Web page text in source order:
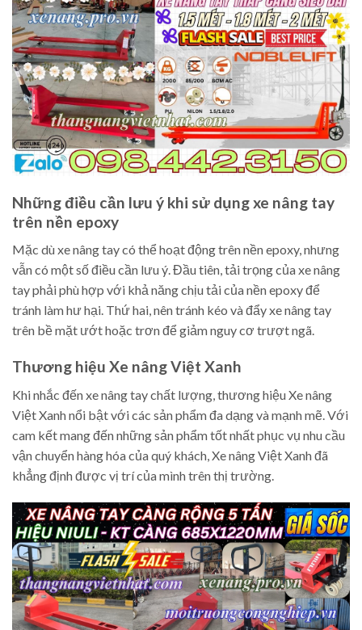
Những điều cần lưu ý khi sử dụng xe nâng tay
trên nền epoxy
Mặc dù xe nâng tay có thể hoạt động trên nền epoxy, nhưng
vẫn có một số điều cần lưu ý. Đầu tiên, tải trọng của xe nâng
tay phải phù hợp với khả năng chịu tải của nền epoxy để
tránh làm hư hại. Thứ hai, nên tránh kéo và đẩy xe nâng tay
trên bề mặt ướt hoặc trơn để giảm nguy cơ trượt ngã.
Thương hiệu Xe nâng Việt Xanh
Khi nhắc đến xe nâng tay chất lượng, thương hiệu Xe nâng
Việt Xanh nổi bật với các sản phẩm đa dạng và mạnh mẽ. Với
cam kết mang đến những sản phẩm tốt nhất phục vụ nhu cầu
vận chuyển hàng hóa của quý khách, Xe nâng Việt Xanh đã
khẳng định được vị trí của mình trên thị trường.